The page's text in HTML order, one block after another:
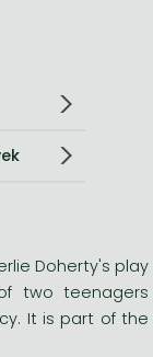
Doherty's play
two teenagers
It is part of the